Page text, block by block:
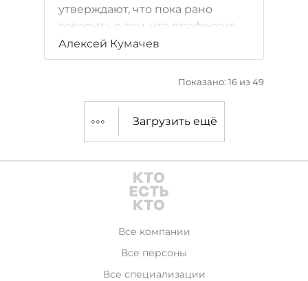
утверждают, что пока рано
говорить о том, что профессия
оператора call-центра изжила
себя, но в ближайшем будущем
материале dp.ru.
Алексей Кумачев
Показано: 16 из 49
Загрузить ещё
Все компании
Все персоны
Все специализации